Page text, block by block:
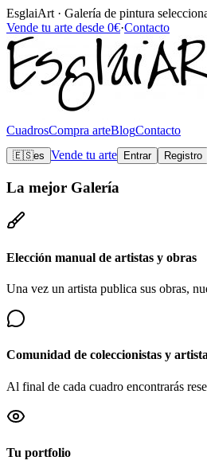
EsglaiArt · Galería de pintura
Vende tu arte desde 0€·Contacto
CuadrosCompra arteBlogContacto
🇪🇸es Vende tu arte Entrar Registro
La mejor Galería
Elección manual de artistas y obras
Una vez un artista publica sus obras,
Comunidad de coleccionistas y
Al final de cada cuadro encontrarás
Tu portfolio